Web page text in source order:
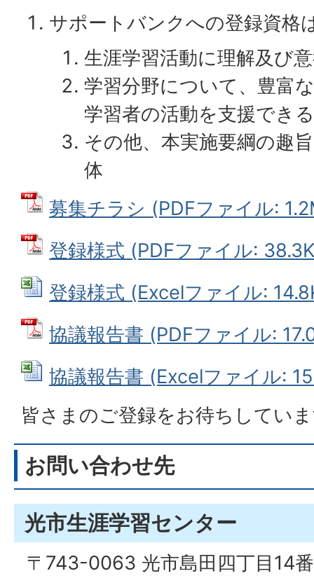
サポートバンクへの登録資格
生涯学習活動に理解及び
学習分野について、豊富
学習者の活動を支援でき
その他、本実施要綱の趣
体
募集チラシ (PDFファイル:
登録様式 (PDFファイル:
登録様式 (Excelファイル:
協議報告書 (PDFファイル:
協議報告書 (Excelファイル:
皆さまのご登録をお待ちしてい
お問い合わせ先
光市生涯学習センター
〒743-0063 光市島田四丁目14